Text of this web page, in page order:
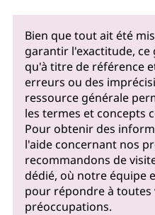
Bien que tout ait été
garantir l'exactitude,
qu'à titre de référence
erreurs ou des
ressource générale
les termes et concepts
Pour obtenir des
l'aide concernant nos
recommandons de
dédié, où notre équipe
pour répondre à toutes
préoccupations.